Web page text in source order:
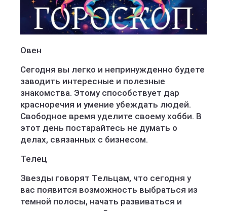
Овен
Сегодня вы легко и непринужденно будете
заводить интересные и полезные
знакомства. Этому способствует дар
красноречия и умение убеждать людей.
Свободное время уделите своему хобби. В
этот день постарайтесь не думать о
делах, связанных с бизнесом.
Телец
Звезды говорят Тельцам, что сегодня у
вас появится возможность выбраться из
темной полосы, начать развиваться и